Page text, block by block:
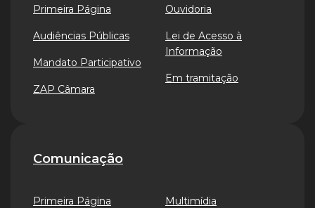
Primeira Página
Audiências Públicas
Mandato Participativo
ZAP Câmara
Ouvidoria
Lei de Acesso à
Informação
Em tramitação
Comunicação
Primeira Página Multimídia